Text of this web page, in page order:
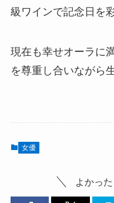
級ワインで記念日を
現在も幸せオーラに
を尊重し合いながら
女優
よかっ